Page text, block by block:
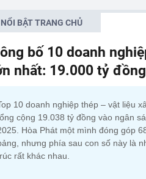
NỔI BẬT TRANG CHỦ
bố 10 doanh
nhất: 19.000 tỷ
10 doanh nghiệp thép – vật liệu
cộng 19.038 tỷ đồng vào ngân
Hòa Phát một mình đóng góp
nhưng phía sau con số này là
rất khác nhau.